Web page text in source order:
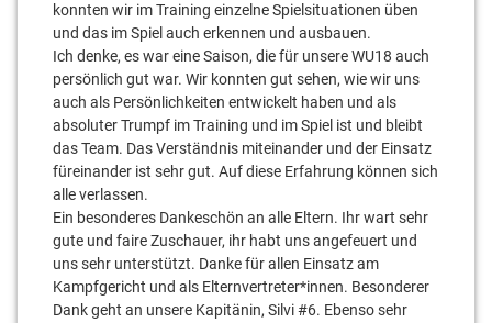
konnten wir im Training einzelne Spielsituationen üben
und das im Spiel auch erkennen und ausbauen.
Ich denke, es war eine Saison, die für unsere WU18 auch
persönlich gut war. Wir konnten gut sehen, wie wir uns
auch als Persönlichkeiten entwickelt haben und als
absoluter Trumpf im Training und im Spiel ist und bleibt
das Team. Das Verständnis miteinander und der Einsatz
füreinander ist sehr gut. Auf diese Erfahrung können sich
alle verlassen.
Ein besonderes Dankeschön an alle Eltern. Ihr wart sehr
gute und faire Zuschauer, ihr habt uns angefeuert und
uns sehr unterstützt. Danke für allen Einsatz am
Kampfgericht und als Elternvertreter*innen. Besonderer
Dank geht an unsere Kapitänin, Silvi #6. Ebenso sehr